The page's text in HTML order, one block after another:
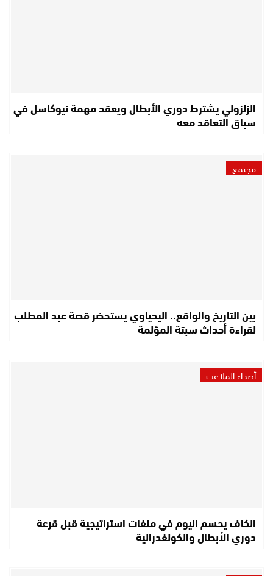
الزلزولي يشترط دوري الأبطال ويعقد مهمة نيوكاسل في
سباق التعاقد معه
مجتمع
بين التاريخ والواقع.. اليحياوي يستحضر قصة عبد المطلب
لقراءة أحداث سبتة المؤلمة
أصداء الملاعب
الكاف يحسم اليوم في ملفات استراتيجية قبل قرعة
دوري الأبطال والكونفدرالية